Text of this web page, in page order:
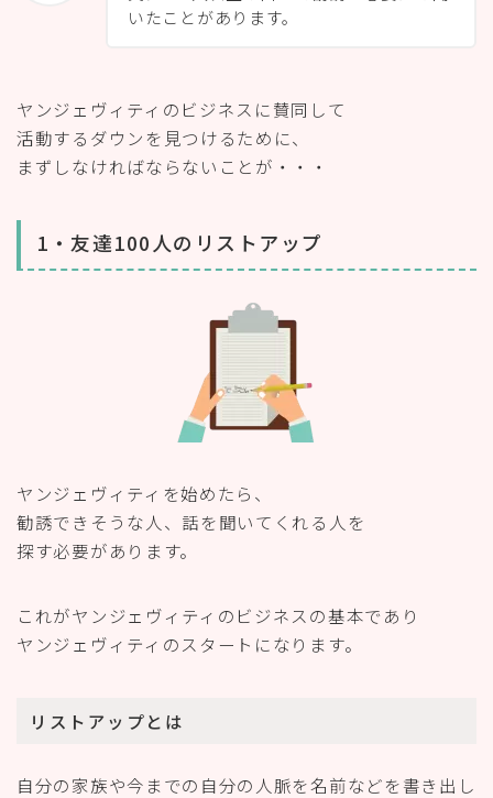
いたことがあります。
ヤンジェヴィティのビジネスに賛同して
活動するダウンを見つけるために、
まずしなければならないことが・・・
1・友達100人のリストアップ
ヤンジェヴィティを始めたら、
勧誘できそうな人、話を聞いてくれる人を
探す必要があります。
これがヤンジェヴィティのビジネスの基本であり
ヤンジェヴィティのスタートになります。
リストアップとは
自分の家族や今までの自分の人脈を名前などを書き出し